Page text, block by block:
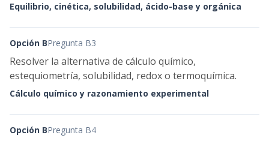
Equilibrio, cinética, solubilidad, ácido-base y orgánica
Opción BPregunta B3
Resolver la alternativa de cálculo químico,
estequiometría, solubilidad, redox o termoquímica.
Cálculo químico y razonamiento experimental
Opción BPregunta B4